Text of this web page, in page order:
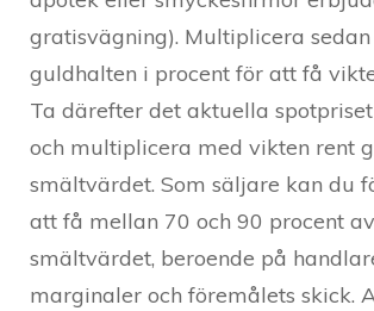
gratisvägning). Multiplicera
guldhalten i procent för att få
Ta därefter det aktuella
och multiplicera med vikten rent
smältvärdet. Som säljare kan du
att få mellan 70 och 90 procent av
smältvärdet, beroende på
marginaler och föremålets skick.